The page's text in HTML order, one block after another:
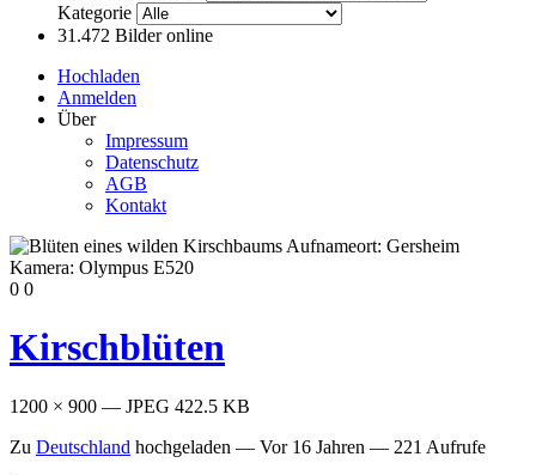
Kategorie
31.472 Bilder online
Hochladen
Anmelden
Über
Impressum
Datenschutz
AGB
Kontakt
0 0
Kirschblüten
1200 × 900 — JPEG 422.5 KB
Zu Deutschland hochgeladen — Vor 16 Jahren — 221 Aufrufe